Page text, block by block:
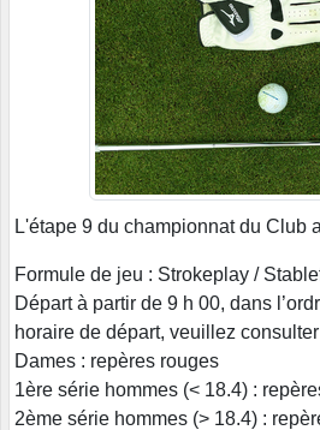
L'étape 9 du championnat du Club
Formule de jeu : Strokeplay /
Départ à partir de 9 h 00, dans
horaire de départ, veuillez
Dames : repères rouges
1ère série hommes (< 18.4) :
2ème série hommes (> 18.4) :